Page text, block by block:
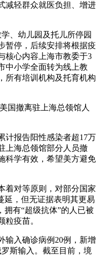
减轻群众就医负担、增进
、幼儿园及托儿所停园
暂停，后续安排将根据疫
核心内容上海市教委于3
中小学全面转为线上教
所有培训机构及托育机构
国撤离驻上海总领馆人
计报告阳性感染者超17万
上海总领馆部分人员撤
科学有效，希望美方避免
着对等原则，对部分国家
延，但无证据表明其更易
拥有“超级抗体”的人已被
粒疫苗。
输入确诊病例20例，新增
斯输入。截至目前，境